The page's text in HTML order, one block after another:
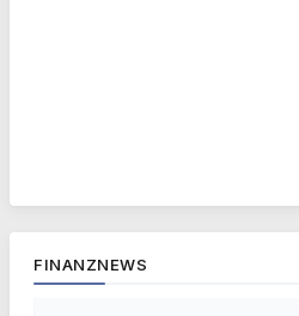
FINANZNEWS